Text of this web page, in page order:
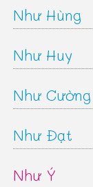
Như Hùng
Như Huy
Như Cường
Như Đạt
Như Ý